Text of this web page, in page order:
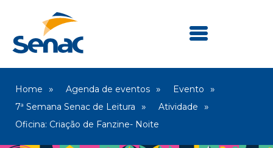
Home Agenda de eventos
Evento
7ª Semana Senac de Leitura
Atividade
Oficina: Criação de Fanzine- Noite